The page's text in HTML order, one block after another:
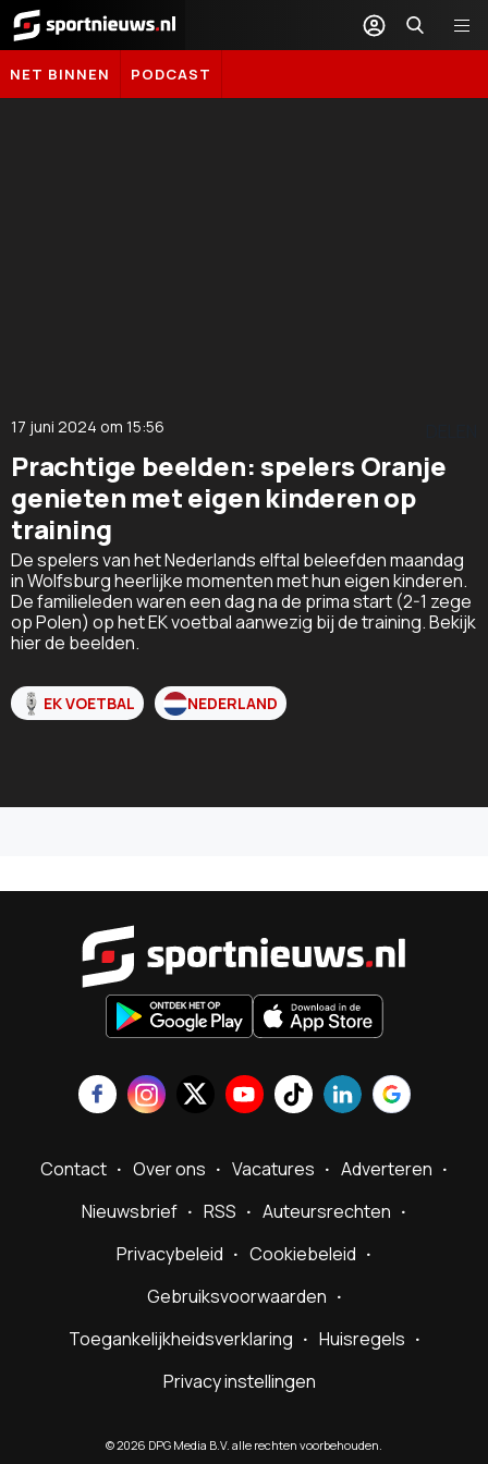
Sportnieuws.nl
NET BINNEN PODCAST
17 juni 2024 om 15:56
Prachtige beelden: spelers Oranje
genieten met eigen kinderen op
training
De spelers van het Nederlands elftal beleefden maandag
in Wolfsburg heerlijke momenten met hun eigen kinderen.
De familieleden waren een dag na de prima start (2-1 zege
op Polen) op het EK voetbal aanwezig bij de training. Bekijk
hier de beelden.
EK VOETBAL NEDERLAND
Contact Over ons Vacatures
Adverteren
Nieuwsbrief
RSS
Auteursrechten
Privacybeleid
Cookiebeleid
Gebruiksvoorwaarden
Toegankelijkheidsverklaring
Huisregels
Privacy instellingen
©2026 DPG Media B.V. alle rechten voorbehouden.